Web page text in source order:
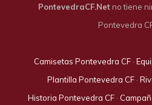
PontevedraCF.Netno tiene
Pontevedra
Camisetas Pontevedra CF·
Plantilla Pontevedra CF·
Historia Pontevedra CF ·